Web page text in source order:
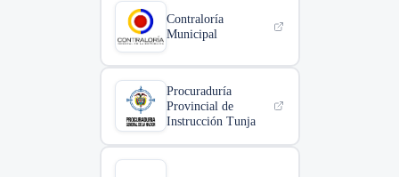
Contraloría
Municipal
Procuraduría
Provincial de
Instrucción Tunja